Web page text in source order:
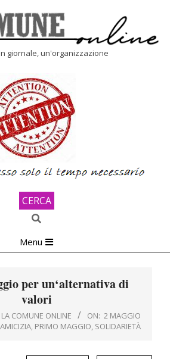
giornale, un'organizzazione
CERCA
Search
Menu
per un‘alternativa di
valori
COMUNE ONLINE ON: 2 MAGGIO
AMICIZIA, PRIMO MAGGIO, SOLIDARIETÀ